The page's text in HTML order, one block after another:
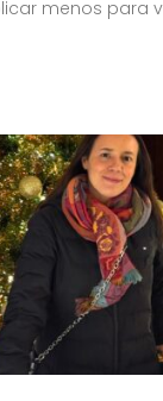
menos para